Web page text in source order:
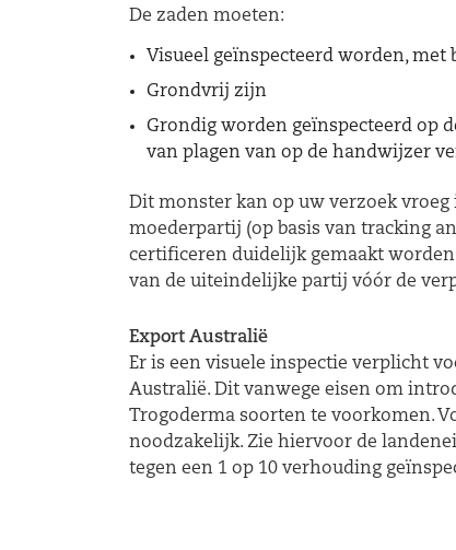
De zaden moeten:
Visueel geïnspecteerd worden,
Grondvrij zijn
Grondig worden geïnspecteerd op
van plagen van op de handwijzer
Dit monster kan op uw verzoek
moederpartij (op basis van tracking
certificeren duidelijk gemaakt
van de uiteindelijke partij vóór de
Export Australië
Er is een visuele inspectie verplicht
Australië. Dit vanwege eisen om
Trogoderma soorten te voorkomen.
noodzakelijk. Zie hiervoor de
tegen een 1 op 10 verhouding